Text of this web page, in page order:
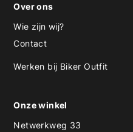
Over ons
Wie zijn wij?
Contact
Werken bij Biker Outfit
Onze winkel
Netwerkweg 33